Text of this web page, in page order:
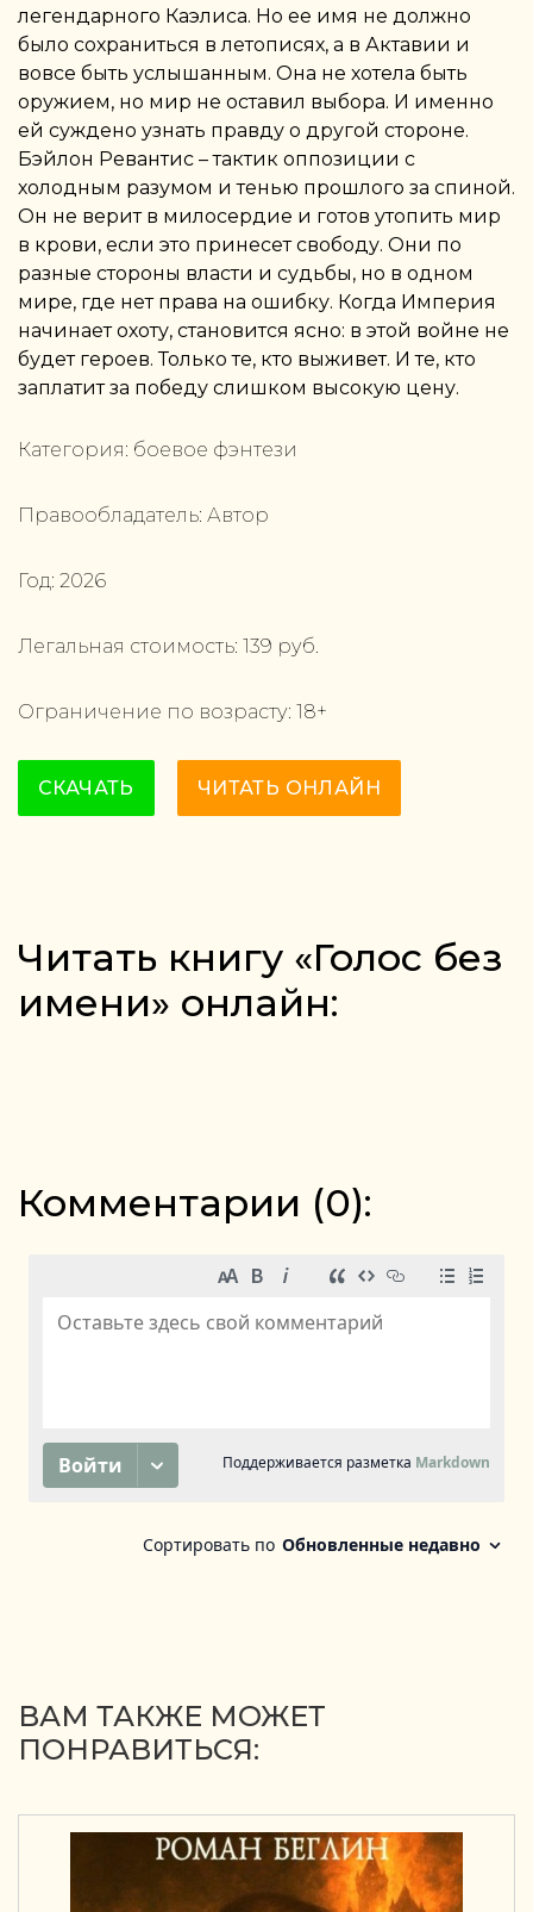
легендарного Каэлиса. Но ее имя не должно
было сохраниться в летописях, а в Актавии и
вовсе быть услышанным. Она не хотела быть
оружием, но мир не оставил выбора. И именно
ей суждено узнать правду о другой стороне.
Бэйлон Ревантис – тактик оппозиции с
холодным разумом и тенью прошлого за спиной.
Он не верит в милосердие и готов утопить мир
в крови, если это принесет свободу. Они по
разные стороны власти и судьбы, но в одном
мире, где нет права на ошибку. Когда Империя
начинает охоту, становится ясно: в этой войне не
будет героев. Только те, кто выживет. И те, кто
заплатит за победу слишком высокую цену.
Категория: боевое фэнтези
Правообладатель: Автор
Год: 2026
Легальная стоимость: 139 руб.
Ограничение по возрасту: 18+
СКАЧАТЬ ЧИТАТЬ ОНЛАЙН
Читать книгу «Голос без
имени» онлайн:
Комментарии (0):
ВАМ ТАКЖЕ МОЖЕТ
ПОНРАВИТЬСЯ: